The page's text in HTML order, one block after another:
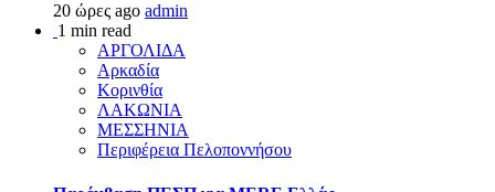
20 ώρες ago admin
1 min read
ΑΡΓΟΛΙΔΑ
Αρκαδία
Κορινθία
ΛΑΚΩΝΙΑ
ΜΕΣΣΗΝΙΑ
Περιφέρεια Πελοποννήσου